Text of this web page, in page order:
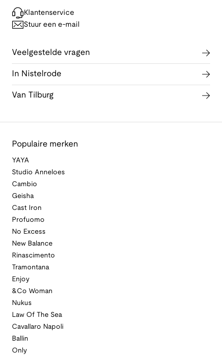
Klantenservice
Stuur een e-mail
Veelgestelde vragen
In Nistelrode
Van Tilburg
Populaire merken
YAYA
Studio Anneloes
Cambio
Geisha
Cast Iron
Profuomo
No Excess
New Balance
Rinascimento
Tramontana
Enjoy
&Co Woman
Nukus
Law Of The Sea
Cavallaro Napoli
Ballin
Only